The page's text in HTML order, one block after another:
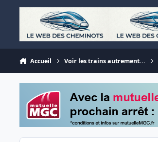
Aller au contenu
Accueil Voir les trains autrement...